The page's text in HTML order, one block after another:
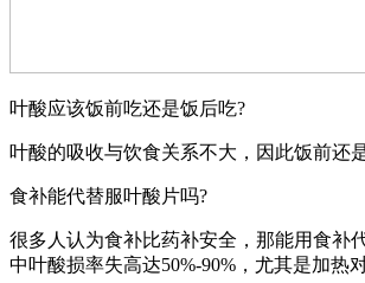
叶酸应该饭前吃还是饭后吃?
叶酸的吸收与饮食关系不大，因此饭前还
食补能代替服叶酸片吗?
很多人认为食补比药补安全，那能用食补
中叶酸损率失高达50%-90%，尤其是加热